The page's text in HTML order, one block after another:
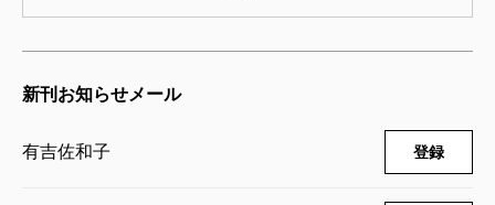
新刊お知らせメール
有吉佐和子 登録